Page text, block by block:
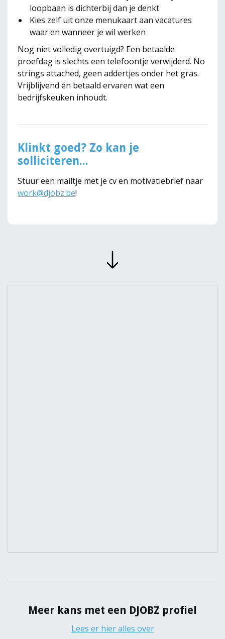
loopbaan is dichterbij dan je denkt
Kies zelf uit onze menukaart aan vacatures
waar en wanneer je wil werken
Nog niet volledig overtuigd? Een betaalde
proefdag is slechts een telefoontje verwijderd. No
strings attached, geen addertjes onder het gras.
Vrijblijvend én betaald ervaren wat een
bedrijfskeuken inhoudt.
Klinkt goed? Zo kan je
solliciteren...
Stuur een mailtje met je cv en motivatiebrief naar
work@djobz.be!
Meer kans met een DJOBZ profiel
Lees er hier alles over